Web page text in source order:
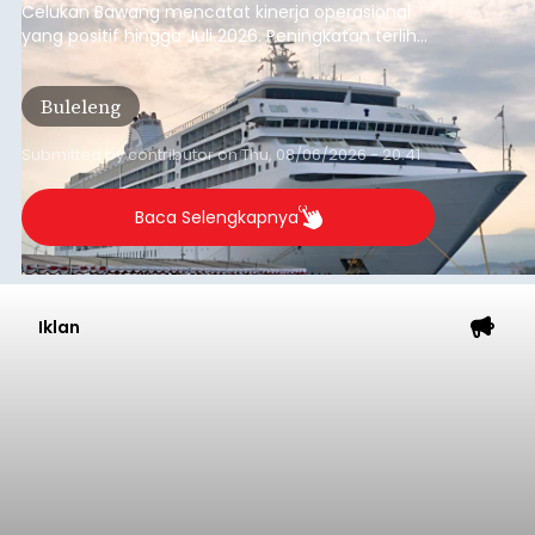
Celukan Bawang mencatat kinerja operasional
yang positif hingga Juli 2026. Peningkatan terlihat
dari arus kapal yang mencapai 1,48 juta Gross
Tonnage (GT), atau tumbuh 12,4 persen
dibandingkan periode yang sama tahun lalu
yang tercatat sebesar 1,32 juta GT.
Buleleng
Submitted bycontributoronThu, 08/06/2026 - 20:41
Baca Selengkapnya
Iklan